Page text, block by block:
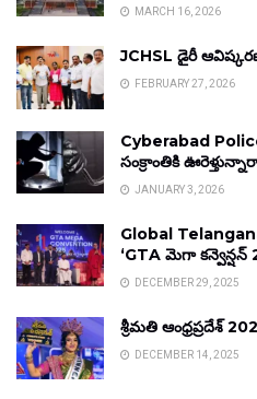
MARCH 16, 2026
JCHSL డైరీ
FEBRUARY 27, 2026
Cyberabad
సంక్రాంతికి
JANUARY 3, 2026
Global
‘GTA మెగా కన్వెన్షన్
DECEMBER 29, 2025
శ్రీమతి ఆంధ్రప్రదేశ్
DECEMBER 14, 2025